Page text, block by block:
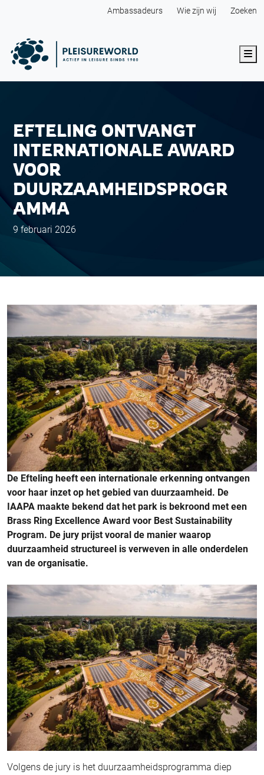
Ambassadeurs Wie zijn wij Zoeken
EFTELING ONTVANGT
INTERNATIONALE AWARD
VOOR
DUURZAAMHEIDSPROGR
AMMA
9 februari 2026
De Efteling heeft een internationale erkenning ontvangen
voor haar inzet op het gebied van duurzaamheid. De
IAAPA maakte bekend dat het park is bekroond met een
Brass Ring Excellence Award voor Best Sustainability
Program. De jury prijst vooral de manier waarop
duurzaamheid structureel is verweven in alle onderdelen
van de organisatie.
Volgens de jury is het duurzaamheidsprogramma diep